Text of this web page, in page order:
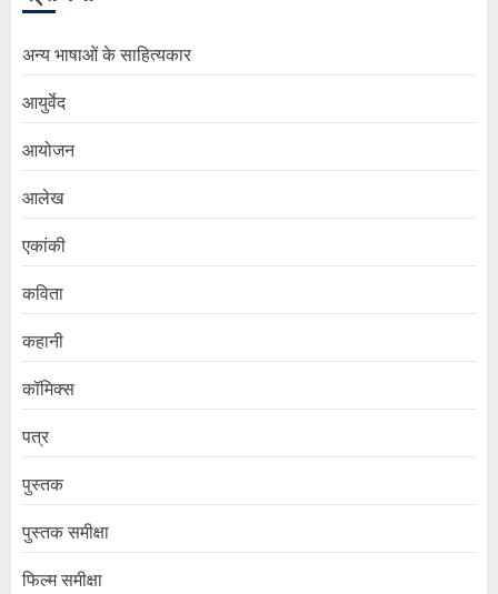
अन्य भाषाओं के साहित्यकार
आयुर्वेद
आयोजन
आलेख
एकांकी
कविता
कहानी
कॉमिक्स
पत्र
पुस्तक
पुस्तक समीक्षा
फिल्म समीक्षा